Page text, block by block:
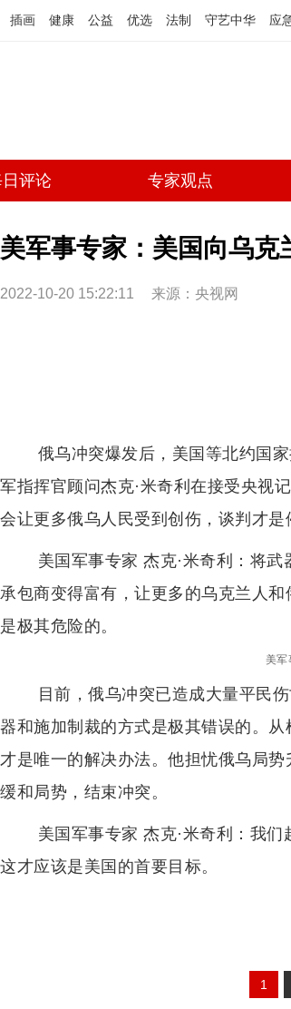
插画 健康 公益 优选 法制 守艺中华 应
评论 专家观点
美军事专家：美国向乌克
2022-10-20 15:22:11 来源：央视网
俄乌冲突爆发后，美国等北约国
军指挥官顾问杰克·米奇利在接受央视
会让更多俄乌人民受到创伤，谈判才是
美国军事专家 杰克·米奇利：将
承包商变得富有，让更多的乌克兰人
是极其危险的。
美军
目前，俄乌冲突已造成大量平民
器和施加制裁的方式是极其错误的。
才是唯一的解决办法。他担忧俄乌局
缓和局势，结束冲突。
美国军事专家 杰克·米奇利：我
这才应该是美国的首要目标。
1